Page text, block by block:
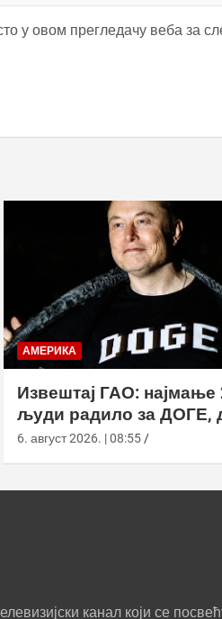
у овом прегледачу веба за
АМЕРИКА
Извештај ГАО: најмање
људи радило за ДОГЕ,
агенција ускратио
6. август 2026. | 08:55
канал који се